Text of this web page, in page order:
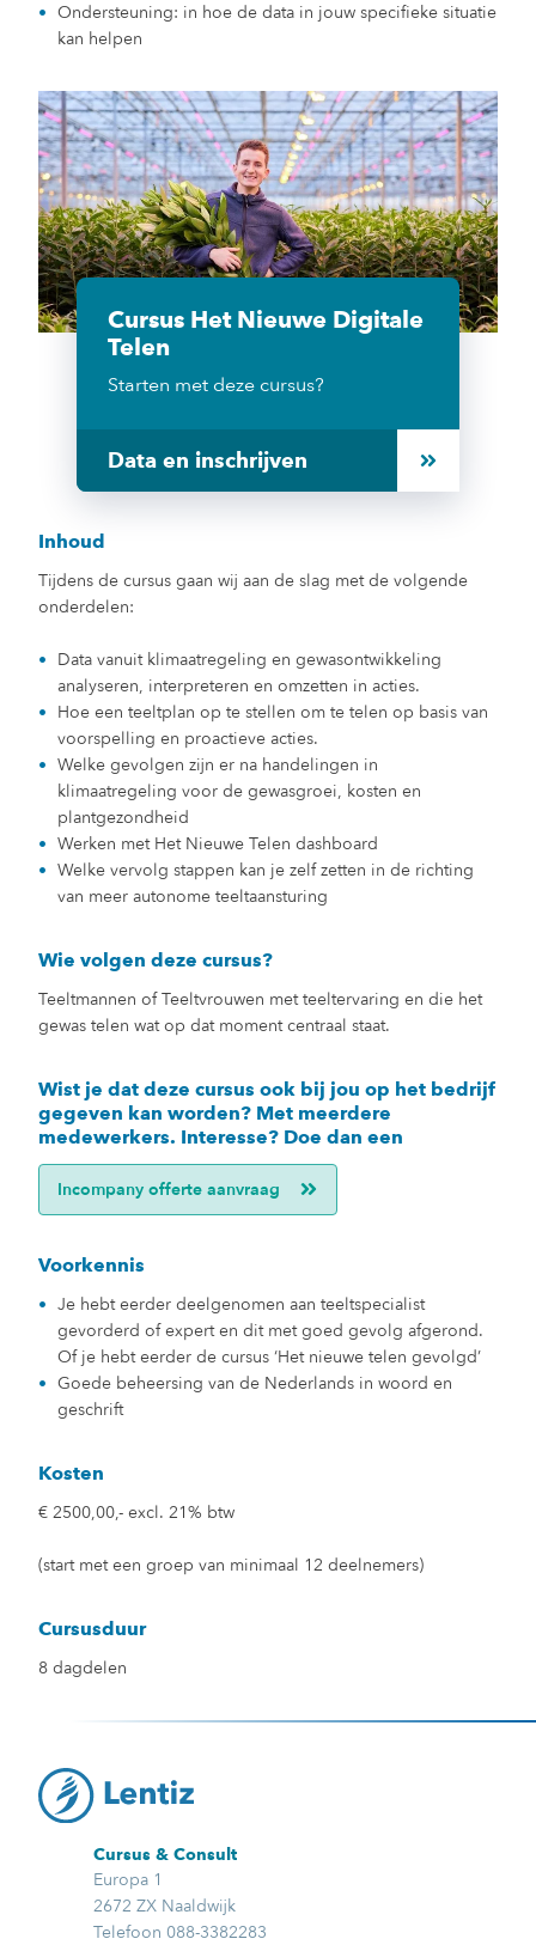
Ondersteuning: in hoe de data in jouw specifieke situatie
kan helpen
Cursus Het Nieuwe Digitale
Telen
Starten met deze cursus?
Data en inschrijven
Inhoud
Tijdens de cursus gaan wij aan de slag met de volgende
onderdelen:
Data vanuit klimaatregeling en gewasontwikkeling
analyseren, interpreteren en omzetten in acties.
Hoe een teeltplan op te stellen om te telen op basis van
voorspelling en proactieve acties.
Welke gevolgen zijn er na handelingen in
klimaatregeling voor de gewasgroei, kosten en
plantgezondheid
Werken met Het Nieuwe Telen dashboard
Welke vervolg stappen kan je zelf zetten in de richting
van meer autonome teeltaansturing
Wie volgen deze cursus?
Teeltmannen of Teeltvrouwen met teeltervaring en die het
gewas telen wat op dat moment centraal staat.
Wist je dat deze cursus ook bij jou op het bedrijf
gegeven kan worden? Met meerdere
medewerkers. Interesse? Doe dan een
Incompany offerte aanvraag
Voorkennis
Je hebt eerder deelgenomen aan teeltspecialist
gevorderd of expert en dit met goed gevolg afgerond.
Of je hebt eerder de cursus ‘Het nieuwe telen gevolgd’
Goede beheersing van de Nederlands in woord en
geschrift
Kosten
€ 2500,00,- excl. 21% btw
(start met een groep van minimaal 12 deelnemers)
Cursusduur
8 dagdelen
Cursus & Consult
Europa 1
2672 ZX Naaldwijk
Telefoon 088-3382283